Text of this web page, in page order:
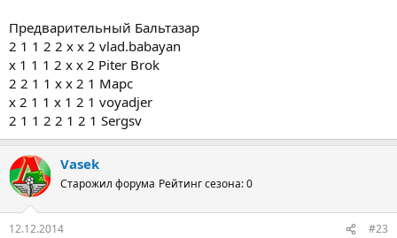
Предварительный Бальтазар
2 1 1 2 2 х х 2 vlad.babayan
х 1 1 1 2 х х 2 Piter Brok
2 2 1 1 х х 2 1 Марс
х 2 1 1 х 1 2 1 voyadjer
2 1 1 2 2 1 2 1 Sergsv
Vasek
Старожил форума Рейтинг сезона: 0
12.12.2014 #23